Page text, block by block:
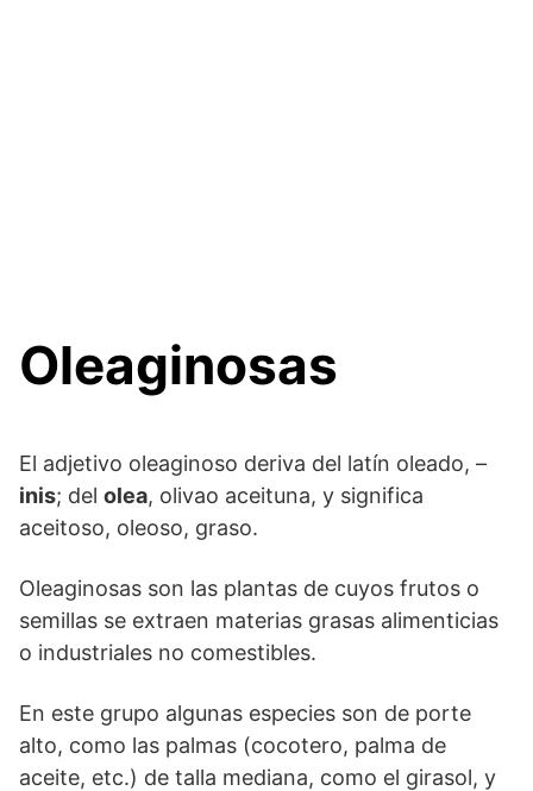
Oleaginosas
El adjetivo oleaginoso deriva del latín oleado, –
inis; del olea, olivao aceituna, y significa
aceitoso, oleoso, graso.
Oleaginosas son las plantas de cuyos frutos o
semillas se extraen materias grasas alimenticias
o industriales no comestibles.
En este grupo algunas especies son de porte
alto, como las palmas (cocotero, palma de
aceite, etc.) de talla mediana, como el girasol, y